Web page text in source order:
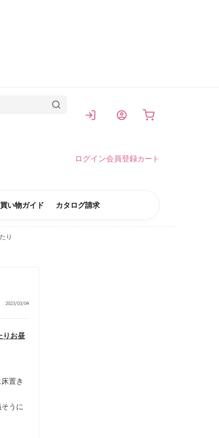
ログイン会員登録カート
買い物ガイド カタログ請求
り
2023/03/04
りお昼
置き
うに